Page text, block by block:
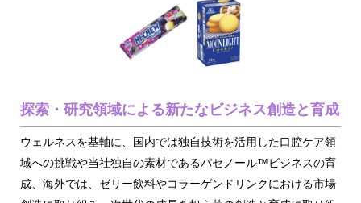
探索・研究領域による新たなビジネス創造と育成
ウェルネスを基軸に、国内では独自技術を活用した口腔ケア領
域への挑戦や当社独自の素材であるパセノール™ビジネスの育
成、海外では、ゼリー飲料やコラーゲンドリンクにおける市場